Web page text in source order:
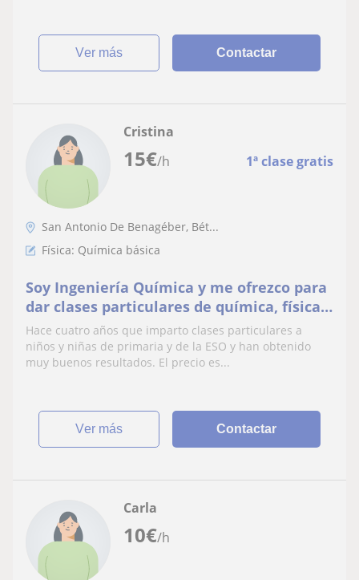
ver más Contactar
15€/h 1ª clase gratis
Cristina
San Antonio De Benagéber, Bét...
Física: Química básica
Soy Ingeniería Química y me ofrezco para
dar clases particulares de química, física,
matemáticas y clases de refuerzo.
Hace cuatro años que imparto clases particulares a
niños y niñas de primaria y de la ESO y han obtenido
muy buenos resultados. El precio es...
ver más Contactar
10€/h
Carla